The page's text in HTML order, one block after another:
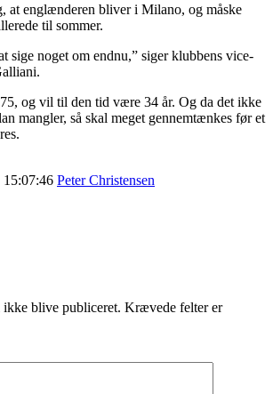
at englænderen bliver i Milano, og måske
til sommer.
sige noget om endnu,” siger klubbens vice-
og vil til den tid være 34 år. Og da det ikke
mangler, så skal meget gennemtænkes før et
15:07:46 Peter Christensen
blive publiceret. Krævede felter er